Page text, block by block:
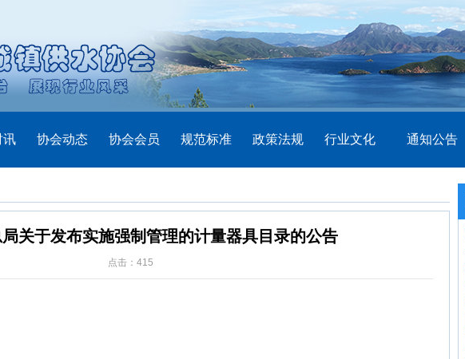
讯 协会动态 协会会员 规范标准 政策法规 行业文化 通知公告
关于发布实施强制管理的计量器具目录的公告
点击： 415